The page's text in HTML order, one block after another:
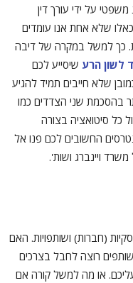
משפטי על ידי עורך דין
כאלו שלא אחת אנו עומדים
כך למשל במקרה של דיבה
ד לשון הרע שיסייע לכם
שלא חייבים תמיד להגיע
בהסכמת שני הצדדים כמו
כל סיטואציה בצורה
החשובים לכם פנו אל
משרד ויינברג ושות'.
(חברות) ושותפויות. האם
רוצה לחבל בצרכים
או מה למשל קורה אם